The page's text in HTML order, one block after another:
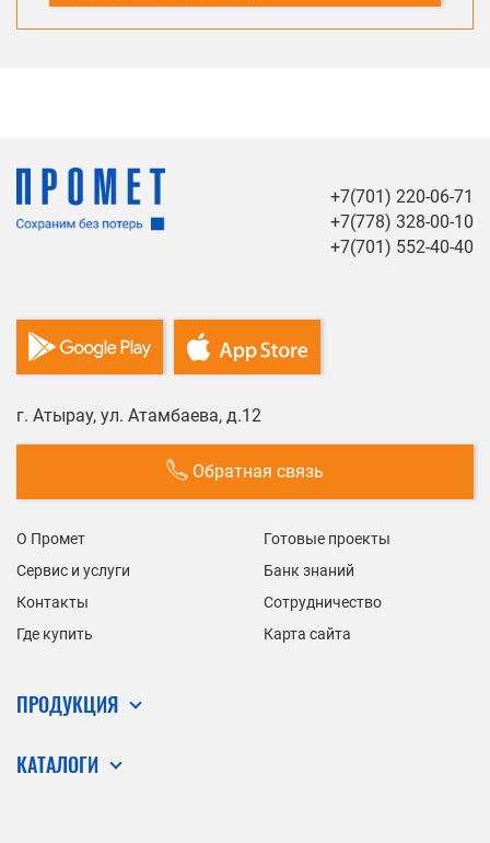
+7(701) 220-06-71
+7(778) 328-00-10
+7(701) 552-40-40
г. Атырау, ул. Атамбаева, д.12
Обратная связь
О Промет
Готовые проекты
Сервис и услуги
Банк знаний
Контакты
Сотрудничество
Где купить
Карта сайта
ПРОДУКЦИЯ
КАТАЛОГИ